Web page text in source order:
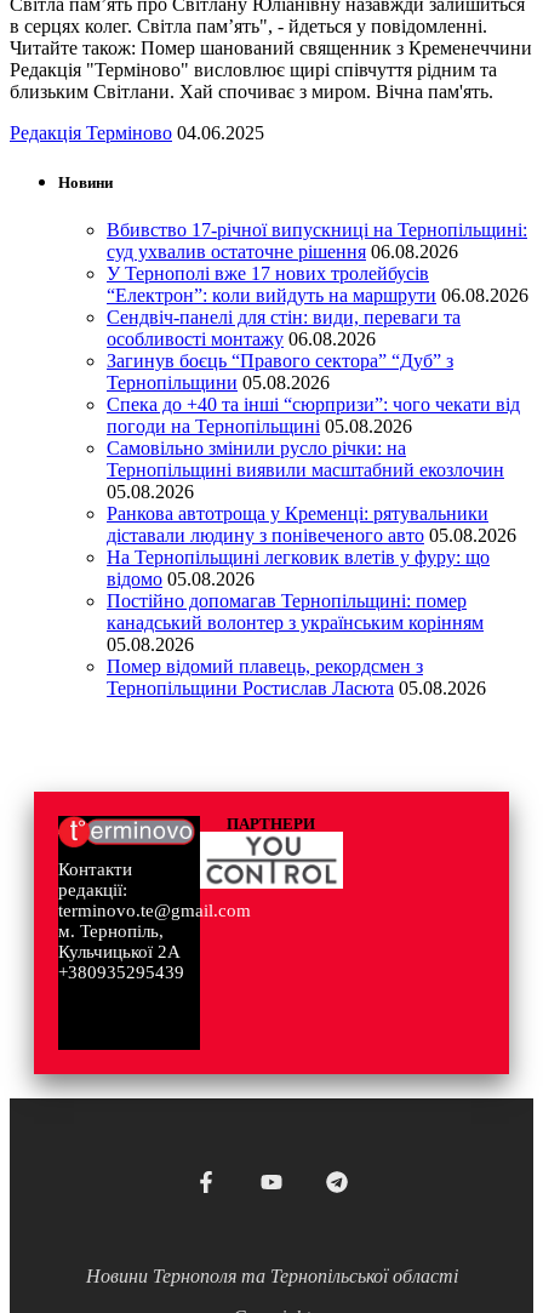
Світла пам’ять про Світлану Юліанівну назавжди залишиться
в серцях колег. Світла пам’ять", - йдеться у повідомленні.
Читайте також: Помер шанований священник з Кременеччини
Редакція "Терміново" висловлює щирі співчуття рідним та
близьким Світлани. Хай спочиває з миром. Вічна пам'ять.
Редакція Терміново 04.06.2025
Новини
Вбивство 17-річної випускниці на Тернопільщині:
суд ухвалив остаточне рішення 06.08.2026
У Тернополі вже 17 нових тролейбусів
“Електрон”: коли вийдуть на маршрути 06.08.2026
Сендвіч-панелі для стін: види, переваги та
особливості монтажу 06.08.2026
Загинув боєць “Правого сектора” “Дуб” з
Тернопільщини 05.08.2026
Спека до +40 та інші “сюрпризи”: чого чекати від
погоди на Тернопільщині 05.08.2026
Самовільно змінили русло річки: на
Тернопільщині виявили масштабний екозлочин
05.08.2026
Ранкова автотроща у Кременці: рятувальники
діставали людину з понівеченого авто 05.08.2026
На Тернопільщині легковик влетів у фуру: що
відомо 05.08.2026
Постійно допомагав Тернопільщині: помер
канадський волонтер з українським корінням
05.08.2026
Помер відомий плавець, рекордсмен з
Тернопільщини Ростислав Ласюта 05.08.2026
Контакти
редакції:
terminovo.te@gmail.com
м. Тернопіль,
Кульчицької 2А
+380935295439
ПАРТНЕРИ
Новини Тернополя та Тернопільської області